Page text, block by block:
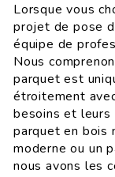
Lorsque vous
projet de pose
équipe de
Nous
parquet est
étroitement
besoins et leurs
parquet en bois
moderne ou un
nous avons les